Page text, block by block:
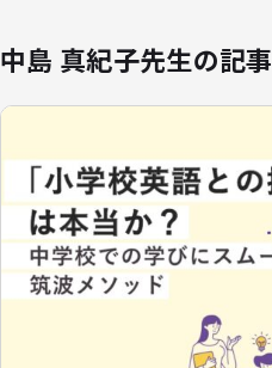
中島 真紀子先生の記事